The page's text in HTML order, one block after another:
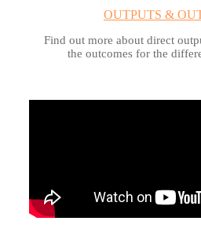
OUTPUTS &
Find out more about direct
the outcomes for the